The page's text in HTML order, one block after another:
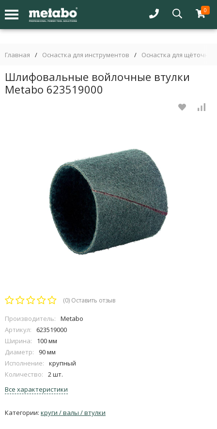
0
Главная / Оснастка для инструментов / Оснастка для
Шлифовальные войлочные втулки
Metabo 623519000
(0) Оставить отзыв
Производитель:
Metabo
Артикул:
623519000
Ширина:
100 мм
Диаметр:
90 мм
Исполнение:
крупный
Количество:
2 шт.
Все характеристики
Категории: круги / валы / втулки